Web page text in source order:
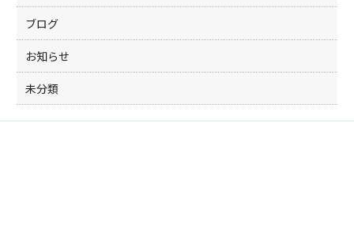
ブログ
お知らせ
未分類